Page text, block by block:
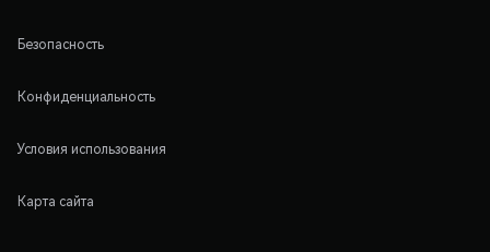
Безопасность
Конфиденциальность
Условия использования
Карта сайта